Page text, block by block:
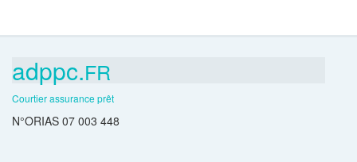
adppc.FR
Courtier assurance prêt
N°ORIAS 07 003 448